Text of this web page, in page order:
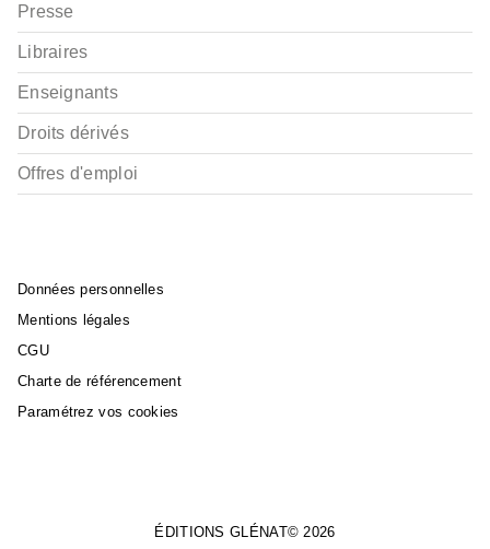
Presse
Libraires
Enseignants
Droits dérivés
Offres d'emploi
Données personnelles
Mentions légales
CGU
Charte de référencement
Paramétrez vos cookies
ÉDITIONS GLÉNAT© 2026